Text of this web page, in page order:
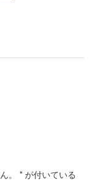
。 * が付いている